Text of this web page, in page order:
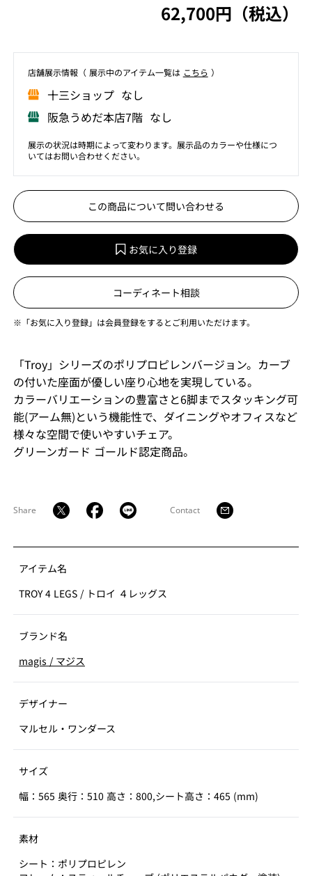
62,700円（税込）
店舗展⽰情報（ 展⽰中のアイテム⼀覧は こちら ）
⼗三ショップ なし
阪急うめだ本店7階 なし
展示の状況は時期によって変わります。展示品のカラーや仕様につ
いてはお問い合わせください。
この商品について問い合わせる
お気に入り登録
コーディネート相談
※「お気に入り登録」は会員登録をするとご利用いただけます。
「Troy」シリーズのポリプロピレンバージョン。カーブ
の付いた座面が優しい座り心地を実現している。
カラーバリエーションの豊富さと6脚までスタッキング可
能(アーム無)という機能性で、ダイニングやオフィスなど
様々な空間で使いやすいチェア。
グリーンガード ゴールド認定商品。
Share Contact
アイテム名
TROY 4 LEGS / トロイ ４レッグス
ブランド名
magis / マジス
デザイナー
マルセル・ワンダース
サイズ
幅：565 奥行：510 高さ：800,シート高さ：465 (mm)
素材
シート：ポリプロピレン